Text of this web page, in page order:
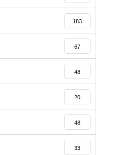
183
67
48
20
48
33